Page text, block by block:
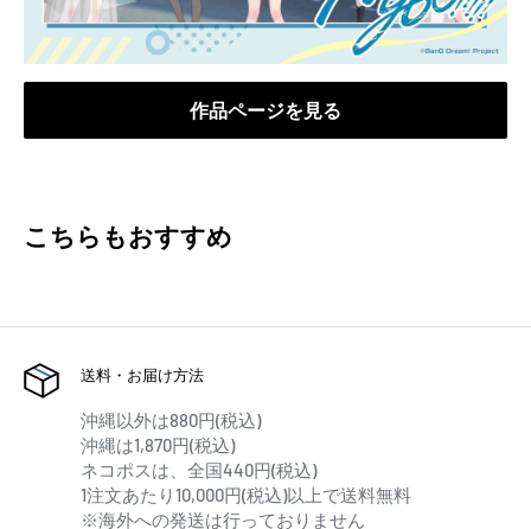
作品ページを見る
こちらもおすすめ
送料・お届け方法
沖縄以外は880円(税込)
沖縄は1,870円(税込)
ネコポスは、全国440円(税込)
1注文あたり10,000円(税込)以上で送料無料
※海外への発送は行っておりません